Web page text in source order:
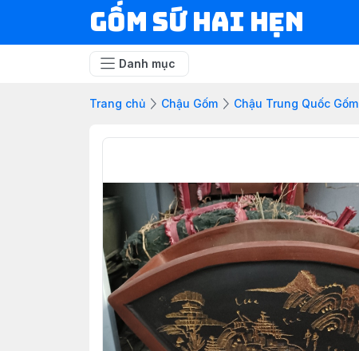
Gốm Sứ Hai Hẹn
Danh mục
Trang chủ Chậu Gốm Chậu Trung Quốc Gốm